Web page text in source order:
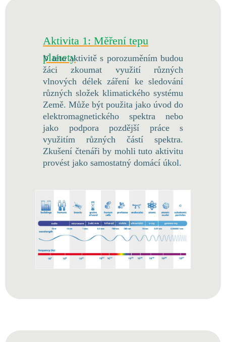
Aktivita 1: Měření tepu
planety
V této aktivitě s porozuměním budou
žáci zkoumat využití různých
vlnových délek záření ke sledování
různých složek klimatického systému
Země. Může být použita jako úvod do
elektromagnetického spektra nebo
jako podpora pozdější práce s
využitím různých částí spektra.
Zkušení čtenáři by mohli tuto aktivitu
provést jako samostatný domácí úkol.